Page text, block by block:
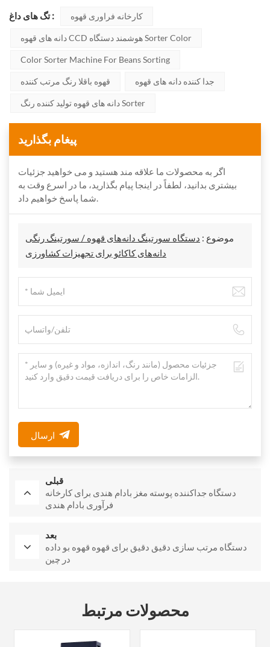
تگ های داغ : کارخانه فراوری قهوه
دانه های قهوه CCD هوشمند دستگاه Sorter Color
Color Sorter Machine For Beans Sorting
قهوه باقلا رنگ مرتب کننده جدا کننده دانه های قهوه
دانه های قهوه تولید کننده رنگ Sorter
پیغام بگذارید
اگر به محصولات ما علاقه مند هستید و می خواهید جزئیات
بیشتری بدانید، لطفاً در اینجا پیام بگذارید، ما در اسرع وقت به
شما پاسخ خواهیم داد.
موضوع : دستگاه سورتینگ دانه‌های قهوه / سورتینگ رنگی
دانه‌های کاکائو برای تجهیزات کشاورزی
ارسال
قبلی
دستگاه جداکننده پوسته مغز بادام هندی برای کارخانه
فرآوری بادام هندی
بعد
دستگاه مرتب سازی دقیق دقیق برای قهوه قهوه بو داده
در چین
محصولات مرتبط